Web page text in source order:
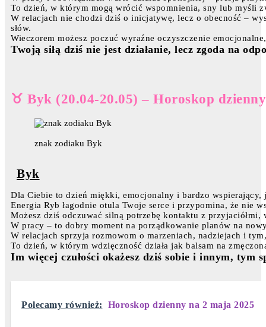
To dzień, w którym mogą wrócić wspomnienia, sny lub myśli
W relacjach nie chodzi dziś o inicjatywę, lecz o obecność –
słów.
Wieczorem możesz poczuć wyraźne oczyszczenie
Twoją siłą dziś nie jest działanie, lecz zgoda na
♉ Byk (20.04-20.05) – Horoskop
znak zodiaku Byk
Byk
Dla Ciebie to dzień miękki, emocjonalny i bardzo
Energia Ryb łagodnie otula Twoje serce i przypomina, że nie
Możesz dziś odczuwać silną potrzebę kontaktu z
W pracy – to dobry moment na porządkowanie planów na
W relacjach sprzyja rozmowom o marzeniach, nadziejach i
To dzień, w którym wdzięczność działa jak balsam na
Im więcej czułości okażesz dziś sobie i innym, tym
Polecamy również: Horoskop dzienny na 2 maja 2025